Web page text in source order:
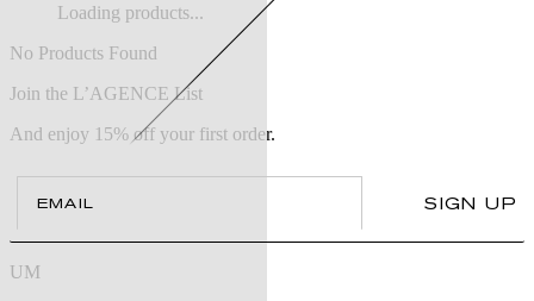
Loading products...
No Products Found
Join the L’AGENCE List
And enjoy 15% off your first order.
SIGN UP
UM